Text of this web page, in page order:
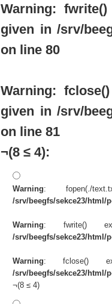
Warning:
given in /srv/
on line 80
Warning:
given in /srv/
on line 81
¬(8 ≤ 4):
Warning: fopen(./
/srv/beegfs/sekce23/html/
Warning: fwrite()
/srv/beegfs/sekce23/html/
Warning: fclose()
/srv/beegfs/sekce23/html/
¬(8 ≤ 4)